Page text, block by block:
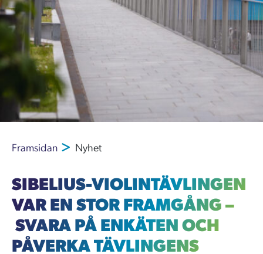
Framsidan Nyhet
SIBELIUS-VIOLINTÄVLINGEN
VAR EN STOR FRAMGÅNG –
SVARA PÅ ENKÄTEN OCH
PÅVERKA TÄVLINGENS